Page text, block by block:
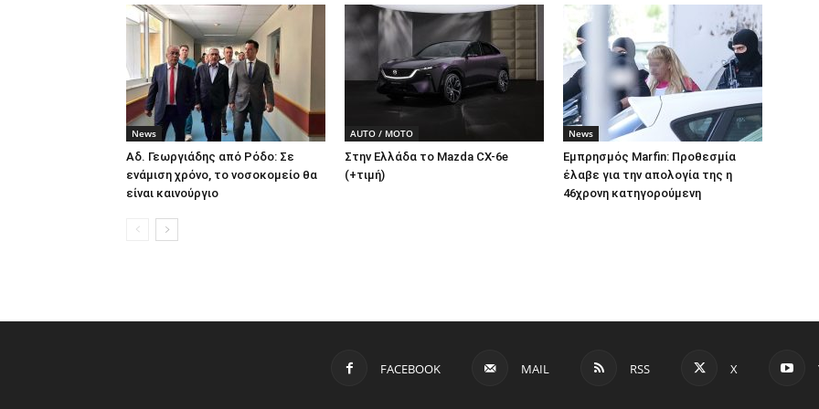
News
Αδ. Γεωργιάδης από Ρόδο: Σε
ενάμιση χρόνο, το νοσοκομείο θα
είναι καινούργιο
AUTO / MOTO
Στην Ελλάδα το Mazda CX-6e
(+τιμή)
News
Εμπρησμός Marfin: Προθεσμία
έλαβε για την απολογία της η
46χρονη κατηγορούμενη
FACEBOOK MAIL RSS X